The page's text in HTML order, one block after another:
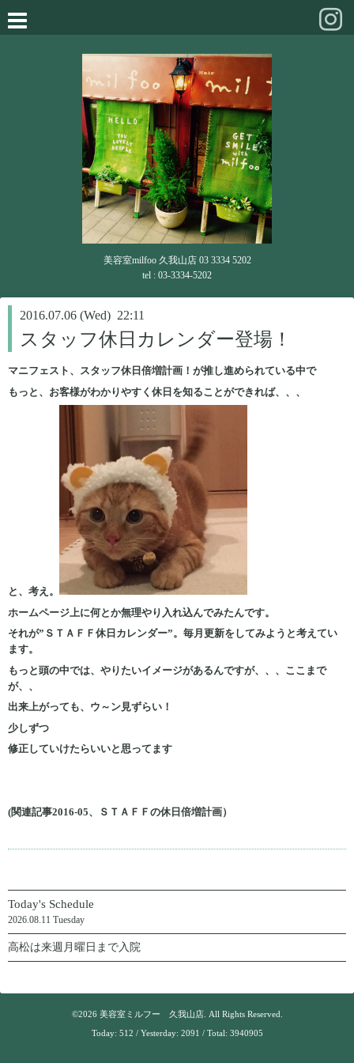
美容室milfoo 久我山店 03 3334 5202
tel : 03-3334-5202
2016.07.06 (Wed) 22:11
スタッフ休日カレンダー登場！
マニフェスト、スタッフ休日倍増計画！が推し進められている中で
もっと、お客様がわかりやすく休日を知ることができれば、、、
と、考え。
ホームページ上に何とか無理やり入れ込んでみたんです。
それが”ＳＴＡＦＦ休日カレンダー”。毎月更新をしてみようと考えてい
ます。
もっと頭の中では、やりたいイメージがあるんですが、、、ここまで
が、、
出来上がっても、ウ～ン見ずらい！
少しずつ
修正していけたらいいと思ってます
(関連記事2016-05、ＳＴＡＦＦの休日倍増計画）
Today's Schedule
2026.08.11 Tuesday
高松は来週月曜日まで入院
©2026 美容室ミルフー 久我山店. All Rights Reserved.
Today: 512 / Yesterday: 2091 / Total: 3940905